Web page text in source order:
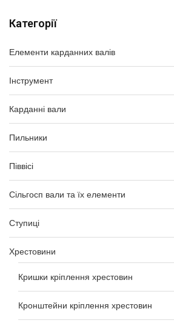
Категорії
Елементи карданних валів
Інструмент
Карданні вали
Пильники
Піввісі
Сільгосп вали та їх елементи
Ступиці
Хрестовини
Кришки кріплення хрестовин
Кронштейни кріплення хрестовин